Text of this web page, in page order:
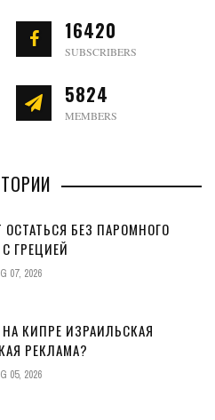
16420
SUBSCRIBERS
5824
MEMBERS
БЕЗ ПАРОМНОГО
ГРЕЦИЕЙ
07, 2026
КИПРЕ ИЗРАИЛЬСКАЯ
РЕКЛАМА?
05, 2026